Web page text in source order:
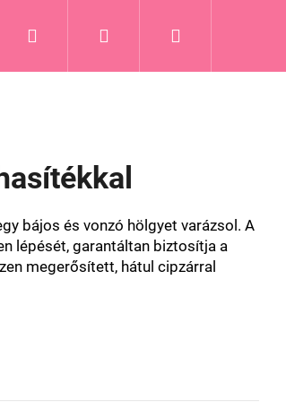
Keresés Bejelentkezés
bájos és vonzó hölgyet varázsol. A
lépését, garantáltan biztosítja a
megerősített, hátul cipzárral